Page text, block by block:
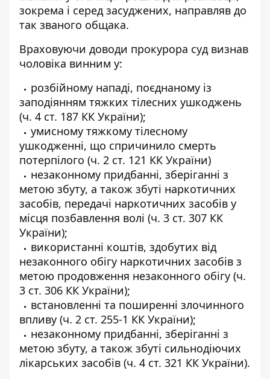
зокрема і серед засуджених, направляв до
так званого общака.
Враховуючи доводи прокурора суд визнав
чоловіка винним у:
розбійному нападі, поєднаному із
заподіянням тяжких тілесних ушкоджень
(ч. 4 ст. 187 КК України);
умисному тяжкому тілесному
ушкодженні, що спричинило смерть
потерпілого (ч. 2 ст. 121 КК України)
незаконному придбанні, зберіганні з
метою збуту, а також збуті наркотичних
засобів, передачі наркотичних засобів у
місця позбавлення волі (ч. 3 ст. 307 КК
України);
використанні коштів, здобутих від
незаконного обігу наркотичних засобів з
метою продовження незаконного обігу (ч.
3 ст. 306 КК України);
встановленні та поширенні злочинного
впливу (ч. 2 ст. 255-1 КК України);
незаконному придбанні, зберіганні з
метою збуту, а також збуті сильнодіючих
лікарських засобів (ч. 4 ст. 321 КК України).